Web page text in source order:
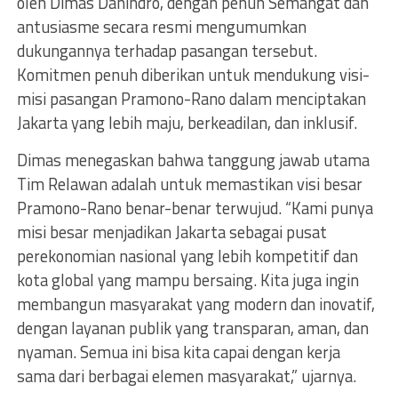
antusiasme secara resmi mengumumkan
dukungannya terhadap pasangan tersebut.
Komitmen penuh diberikan untuk mendukung visi-
misi pasangan Pramono-Rano dalam menciptakan
Jakarta yang lebih maju, berkeadilan, dan inklusif.
Dimas menegaskan bahwa tanggung jawab utama
Tim Relawan adalah untuk memastikan visi besar
Pramono-Rano benar-benar terwujud. “Kami punya
misi besar menjadikan Jakarta sebagai pusat
perekonomian nasional yang lebih kompetitif dan
kota global yang mampu bersaing. Kita juga ingin
membangun masyarakat yang modern dan inovatif,
dengan layanan publik yang transparan, aman, dan
nyaman. Semua ini bisa kita capai dengan kerja
sama dari berbagai elemen masyarakat,” ujarnya.